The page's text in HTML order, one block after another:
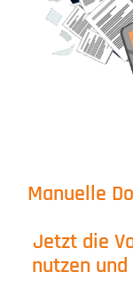
Manuelle
Jetzt die
nutzen